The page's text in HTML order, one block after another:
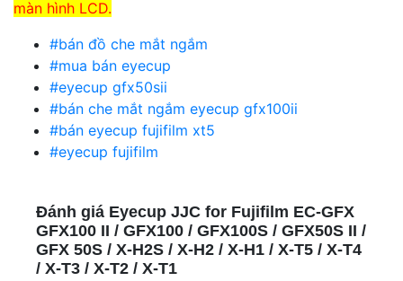
màn hình LCD.
#bán đồ che mắt ngắm
#mua bán eyecup
#eyecup gfx50sii
#bán che mắt ngắm eyecup gfx100ii
#bán eyecup fujifilm xt5
#eyecup fujifilm
Đánh giá Eyecup JJC for Fujifilm EC-GFX
GFX100 II / GFX100 / GFX100S / GFX50S II /
GFX 50S / X-H2S / X-H2 / X-H1 / X-T5 / X-T4
/ X-T3 / X-T2 / X-T1